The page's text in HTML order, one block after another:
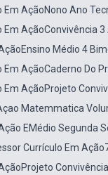
Em AçãoNono Ano
Em AçãoConvivência 3
Médio 4
Em AçãoCaderno Do
Em AçãoProjeto
Matemmatica
EMédio Segunda
Currículo Em